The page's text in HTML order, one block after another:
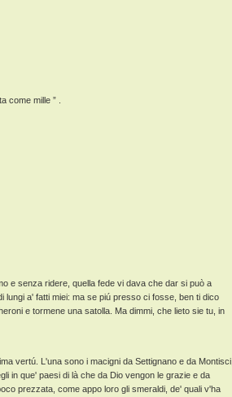
come mille ” .
e senza ridere, quella fede vi dava che dar si può a
a' fatti miei: ma se piú presso ci fosse, ben ti dico
e tormene una satolla. Ma dimmi, che lieto sie tu, in
vertú. L'una sono i macigni da Settignano e da Montisci,
in que' paesi di là che da Dio vengon le grazie e da
prezzata, come appo loro gli smeraldi, de' quali v'ha